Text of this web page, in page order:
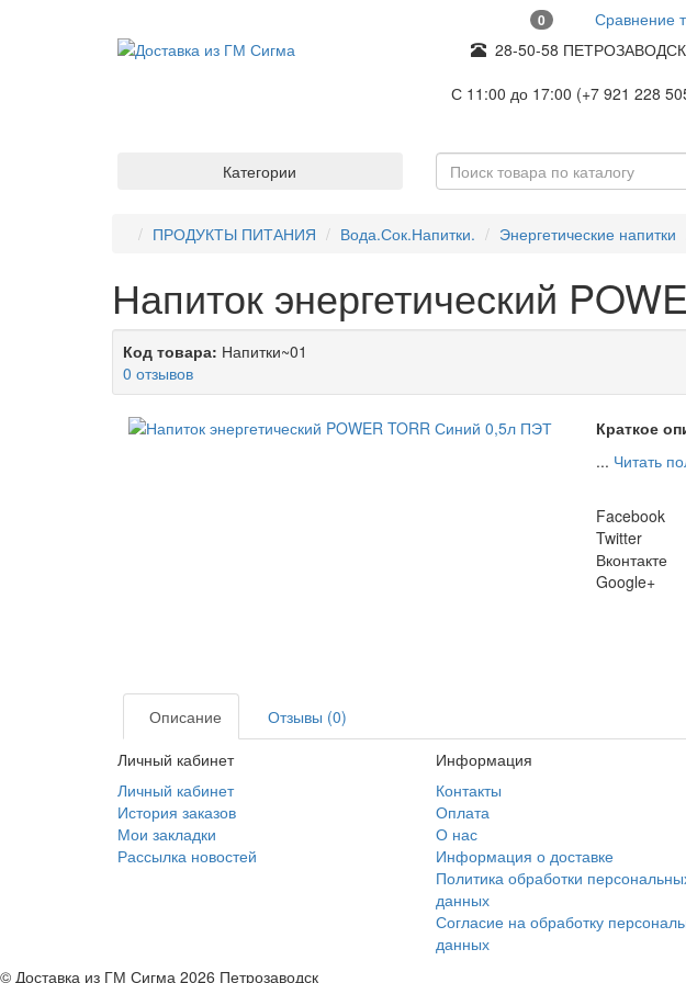
0 Сравнение
28-50-58 ПЕТРОЗАВОДСК
С 11:00 до 17:00 (+7 921 228
Категории
ПРОДУКТЫ ПИТАНИЯ Вода.Сок.Напитки. Энергетические напитки
Напиток энергетический
Код товара: Напитки~01
0 отзывов
Краткое
... Читать
Facebook
Twitter
Вконтакте
Google+
Описание
Отзывы (0)
Личный кабинет
Личный кабинет
История заказов
Мои закладки
Рассылка новостей
Информация
Контакты
Оплата
О нас
Информация о доставке
Политика обработки
данных
Согласие на обработку
данных
© Доставка из ГМ Сигма 2026 Петрозаводск